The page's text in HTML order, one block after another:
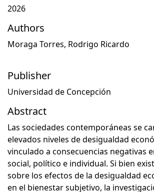
2026
Authors
Moraga Torres, Rodrigo Ricardo
Publisher
Universidad de Concepción
Abstract
Las sociedades contemporáneas se
elevados niveles de desigualdad
vinculado a consecuencias negativas
social, político e individual. Si bien
sobre los efectos de la desigualdad
en el bienestar subjetivo, la